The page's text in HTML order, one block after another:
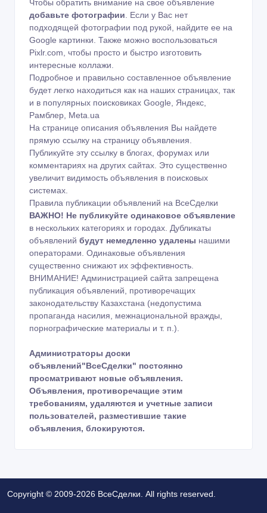
Чтобы обратить внимание на свое объявление
добавьте фотографии . Если у Вас нет
подходящей фотографии под рукой, найдите ее на
Google картинки . Также можно воспользоваться
Pixlr.com , чтобы просто и быстро изготовить
интересные коллажи.
Подробное и правильно составленное объявление
будет легко находиться как на наших страницах, так
и в популярных поисковиках Google, Яндекс,
Рамблер, Meta.ua
На странице описания объявления Вы найдете
прямую ссылку на страницу объявления.
Публикуйте эту ссылку в блогах, форумах или
комментариях на других сайтах. Это существенно
увеличит видимость объявления в поисковых
системах.
Правила публикации объявлений на ВсеСделки
ВАЖНО! Не публикуйте одинаковое объявление
в нескольких категориях и городах. Дубликаты
объявлений будут немедленно удалены нашими
операторами. Одинаковые объявления
существенно снижают их эффективность.
ВНИМАНИЕ! Администрацией сайта запрещена
публикация объявлений, противоречащих
законодательству Казахстана (недопустима
пропаганда насилия, межнациональной вражды,
порнографические материалы и т. п.).
Администраторы доски
объявлений"ВсеСделки" постоянно
просматривают новые объявления.
Объявления, противоречащие этим
требованиям, удаляются и учетные записи
пользователей, разместившие такие
объявления, блокируются.
Copyright © 2009-2026 ВсеСделки. All rights reserved.